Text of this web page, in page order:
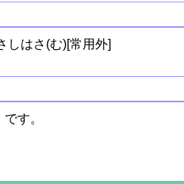
しはさ(む)[常用外]
す。